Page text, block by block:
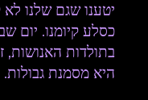
יטענו שגם שלנו לא
כסלע קיומנו. יום
בתולדות
היא מסמנת גבולות.